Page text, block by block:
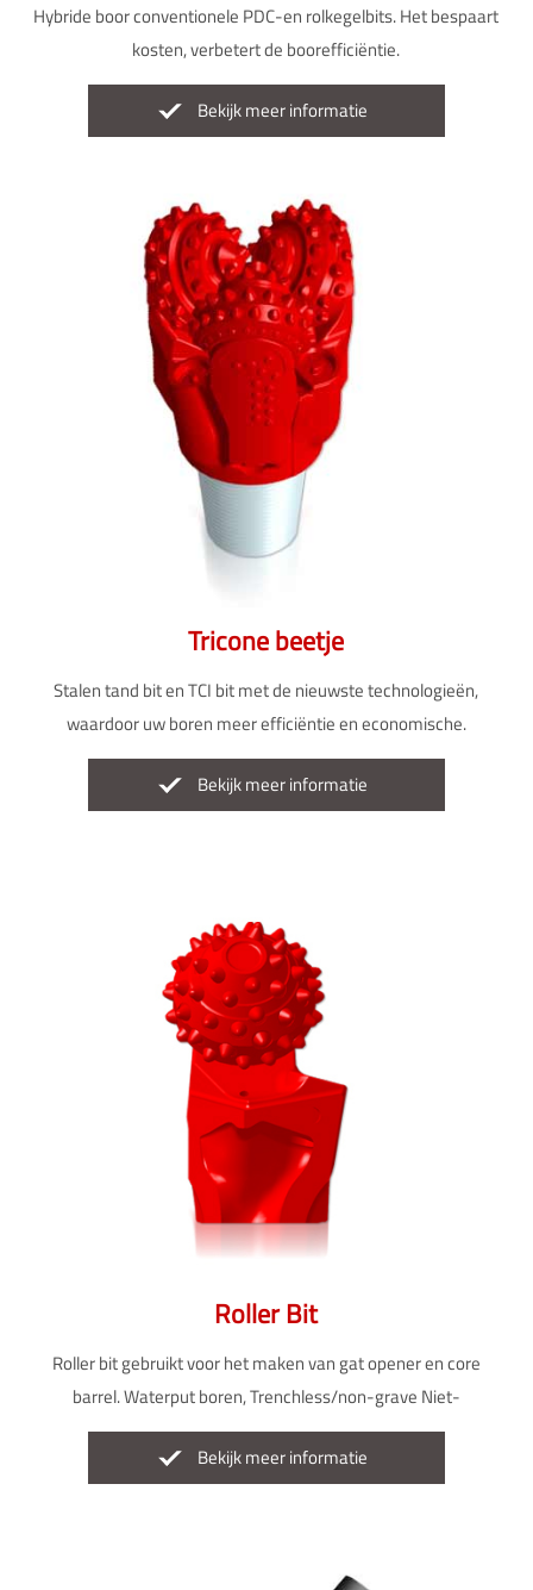
Hybride boor conventionele PDC-en rolkegelbits. Het bespaart
kosten, verbetert de boorefficiëntie.
Bekijk meer informatie
Tricone beetje
Stalen tand bit en TCI bit met de nieuwste technologieën,
waardoor uw boren meer efficiëntie en economische.
Bekijk meer informatie
Roller Bit
Roller bit gebruikt voor het maken van gat opener en core
barrel. Waterput boren, Trenchless/non-grave Niet-
graafkracht en glasvezel pijpleidingen en horizontaal gericht
boren.
Bekijk meer informatie